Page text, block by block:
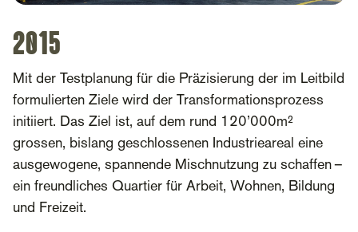
2015
Mit der Testplanung für die Präzisierung der im Leitbild
formulierten Ziele wird der Transformationsprozess
initiiert. Das Ziel ist, auf dem rund 120’000m²
grossen, bislang geschlossenen Industrieareal eine
ausgewogene, spannende Mischnutzung zu schaffen –
ein freundliches Quartier für Arbeit, Wohnen, Bildung
und Freizeit.